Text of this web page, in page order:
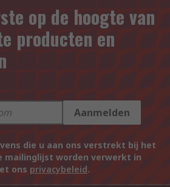
op de hoogte van
producten en
Aanmelden
die u aan ons verstrekt bij het
mailinglijst worden verwerkt in
ons privacybeleid.